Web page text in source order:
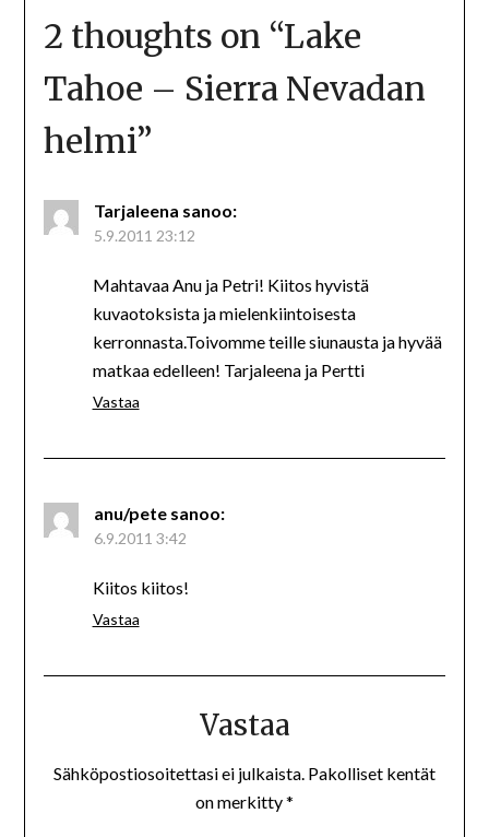
2 thoughts on “Lake
Tahoe – Sierra Nevadan
helmi”
Tarjaleena sanoo:
5.9.2011 23:12
Mahtavaa Anu ja Petri! Kiitos hyvistä
kuvaotoksista ja mielenkiintoisesta
kerronnasta.Toivomme teille siunausta ja hyvää
matkaa edelleen! Tarjaleena ja Pertti
Vastaa
anu/pete sanoo:
6.9.2011 3:42
Kiitos kiitos!
Vastaa
Vastaa
Sähköpostiosoitettasi ei julkaista. Pakolliset kentät
on merkitty*